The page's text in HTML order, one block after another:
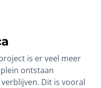
is er veel meer
ontstaan
Dit is vooral